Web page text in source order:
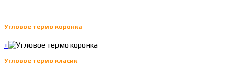
Угловое термо коронка
+
Угловое термо класик